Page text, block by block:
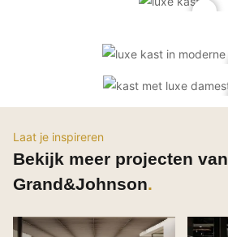
Natuursteen en keramiek vloeren
Vloerkleden
Afwerking
Wandafwerking
Behang / Wandtextiel
Laat je inspireren
Bekijk meer projecten van
Grand&Johnson